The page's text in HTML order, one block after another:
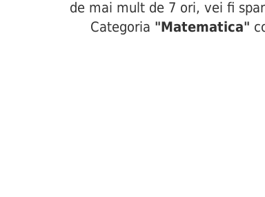
de mai mult de 7 ori, vei fi
Categoria "Matematica"